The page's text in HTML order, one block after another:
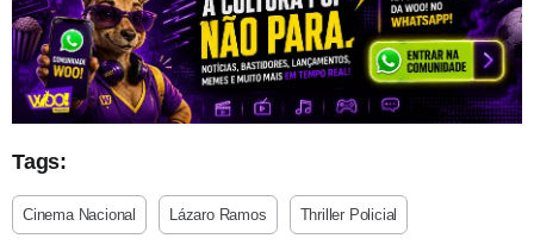
Tags:
Cinema Nacional Lázaro Ramos Thriller Policial